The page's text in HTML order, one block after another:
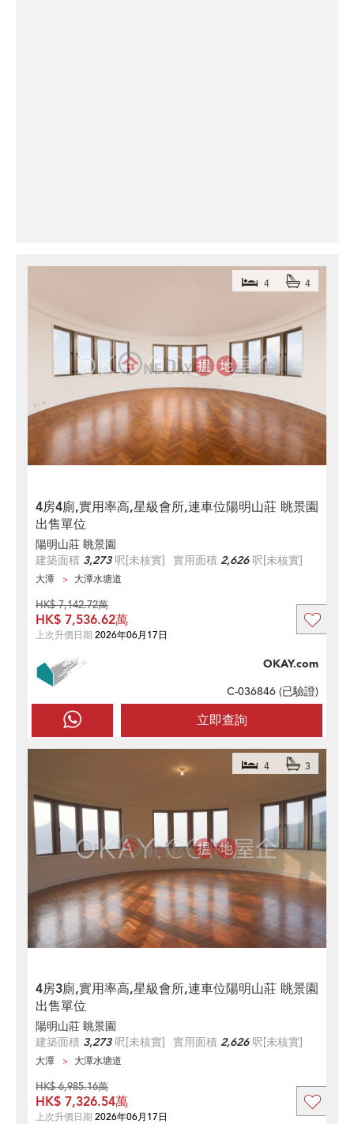
4房4廁,實用率高,星級會所,連車位陽明山莊 眺景園
出售單位
4 4
陽明山莊 眺景園
建築面積 3,273呎[未核實] 實用面積 2,626呎[未核實]
大潭 大潭水塘道
立即查詢
OKAY.com
C-036846 (已驗證)
HK$ 7,142.72萬
HK$ 7,536.62萬
上次升價日期 2026年06月17日
4房3廁,實用率高,星級會所,連車位陽明山莊 眺景園
出售單位
4 3
陽明山莊 眺景園
建築面積 3,273呎[未核實] 實用面積 2,626呎[未核實]
大潭 大潭水塘道
HK$ 6,985.16萬
HK$ 7,326.54萬
上次升價日期 2026年06月17日